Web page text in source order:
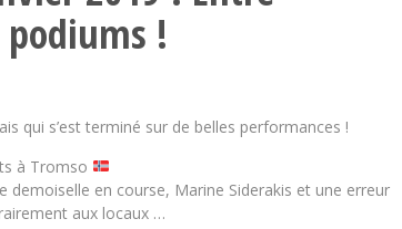
!
qui s’est terminé sur de belles performances !
à Tromso
en course, Marine Siderakis et une erreur
aux locaux …